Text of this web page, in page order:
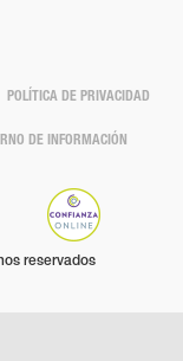
POLÍTICA DE PRIVACIDAD
DE INFORMACIÓN
reservados